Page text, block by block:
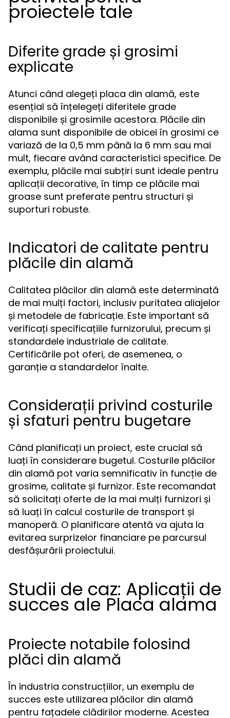
proiectele tale
Diferite grade și grosimi
explicate
Atunci când alegeți placa din alamă, este
esențial să înțelegeți diferitele grade
disponibile și grosimile acestora. Plăcile din
alama sunt disponibile de obicei în grosimi ce
variază de la 0,5 mm până la 6 mm sau mai
mult, fiecare având caracteristici specifice. De
exemplu, plăcile mai subțiri sunt ideale pentru
aplicații decorative, în timp ce plăcile mai
groase sunt preferate pentru structuri și
suporturi robuste.
Indicatori de calitate pentru
plăcile din alamă
Calitatea plăcilor din alamă este determinată
de mai mulți factori, inclusiv puritatea aliajelor
și metodele de fabricație. Este important să
verificați specificațiile furnizorului, precum și
standardele industriale de calitate.
Certificările pot oferi, de asemenea, o
garanție a standardelor înalte.
Considerații privind costurile
și sfaturi pentru bugetare
Când planificați un proiect, este crucial să
luați în considerare bugetul. Costurile plăcilor
din alamă pot varia semnificativ în funcție de
grosime, calitate și furnizor. Este recomandat
să solicitați oferte de la mai mulți furnizori și
să luați în calcul costurile de transport și
manoperă. O planificare atentă va ajuta la
evitarea surprizelor financiare pe parcursul
desfășurării proiectului.
Studii de caz: Aplicații de
succes ale Placa alama
Proiecte notabile folosind
plăci din alamă
În industria construcțiilor, un exemplu de
succes este utilizarea plăcilor din alamă
pentru fațadele clădirilor moderne. Acestea